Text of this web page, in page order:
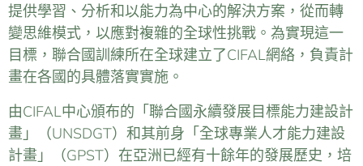
提供學習、分析和以能力為中心的解決方案，從而轉
變思維模式，以應對複雜的全球性挑戰。為實現這一
目標，聯合國訓練所在全球建立了CIFAL網絡，負責計
畫在各國的具體落實實施。
由CIFAL中心頒布的「聯合國永續發展目標能力建設計
畫」（UNSDGT）和其前身「全球專業人才能力建設
計畫」（GPST）在亞洲已經有十餘年的發展歷史，培